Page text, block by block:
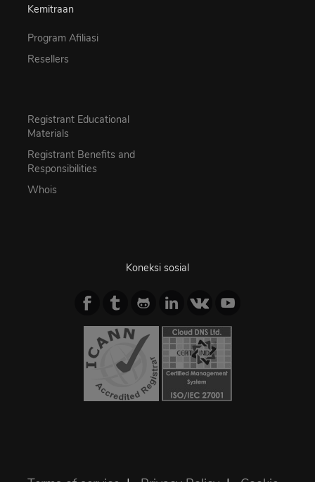
Kemitraan
Program Afiliasi
Resellers
Registrant Educational
Materials
Registrant Benefits and
Responsibilities
Whois
Koneksi sosial